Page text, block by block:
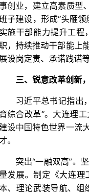
创业，建立高素质型
子建设，形成“头雁
实施干部能力提升工程
，持续推动干部能上
展设岗定责、承诺践诺
三、锐意改革创新
习近平总书记指出
育综合改革”。大连理
建设中国特色世界一流
。
突出“一融双高”。
发展。制定《大连理
、理论武装导航、组